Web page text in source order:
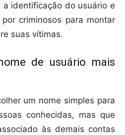
a identificação do usuário e
criminosos para montar
suas vítimas.
de usuário mais
um nome simples para
conhecidas, mas que
às demais contas